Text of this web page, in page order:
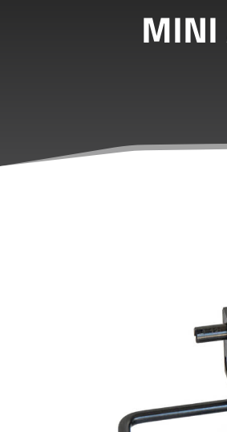
MINI